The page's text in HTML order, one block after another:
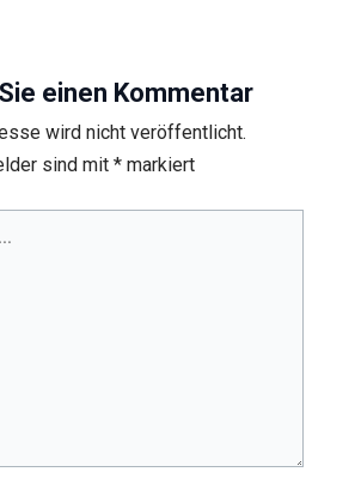
einen Kommentar
wird nicht veröffentlicht.
sind mit *markiert